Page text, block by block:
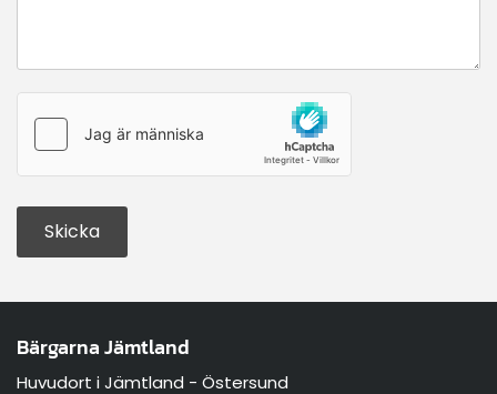
Bärgarna Jämtland
Huvudort i Jämtland - Östersund